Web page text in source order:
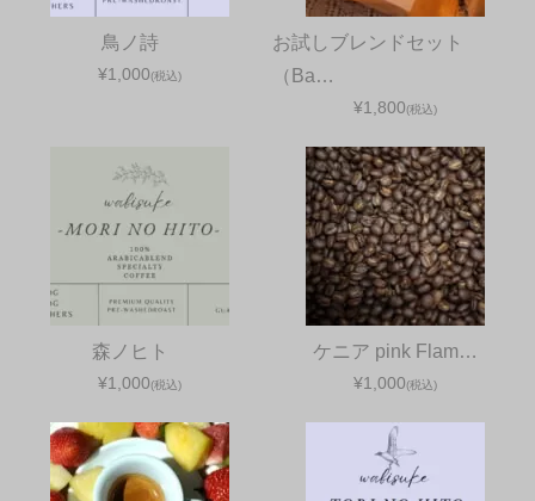
鳥ノ詩
¥1,000(税込)
お試しブレンドセット
（Ba…
¥1,800(税込)
森ノヒト
¥1,000(税込)
ケニア pink Flam…
¥1,000(税込)